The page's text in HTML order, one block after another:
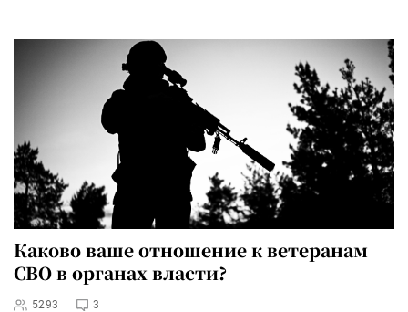
Каково ваше отношение к ветеранам
СВО в органах власти?
5293 3